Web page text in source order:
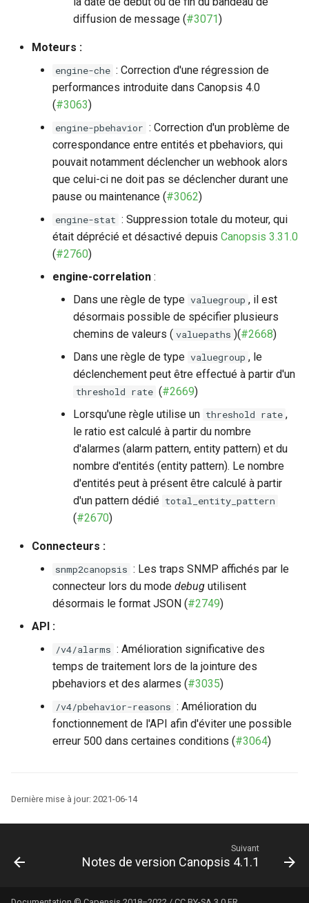
diffusion de message (#3071)
Moteurs :
engine-che : Correction d'une régression de
performances introduite dans Canopsis 4.0
(#3063)
engine-pbehavior : Correction d'un problème de
correspondance entre entités et pbehaviors, qui
pouvait notamment déclencher un webhook alors
que celui-ci ne doit pas se déclencher durant une
pause ou maintenance (#3062)
engine-stat : Suppression totale du moteur, qui
était déprécié et désactivé depuis Canopsis 3.31.0
(#2760)
engine-correlation :
Dans une règle de type valuegroup , il est
désormais possible de spécifier plusieurs
chemins de valeurs ( valuepaths )(#2668)
Dans une règle de type valuegroup , le
déclenchement peut être effectué à partir d'un
threshold rate (#2669)
Lorsqu'une règle utilise un threshold rate ,
le ratio est calculé à partir du nombre
d'alarmes (alarm pattern, entity pattern) et du
nombre d'entités (entity pattern). Le nombre
d'entités peut à présent être calculé à partir
d'un pattern dédié total_entity_pattern
(#2670)
Connecteurs :
snmp2canopsis : Les traps SNMP affichés par le
connecteur lors du mode debug utilisent
désormais le format JSON (#2749)
API :
/v4/alarms : Amélioration significative des
temps de traitement lors de la jointure des
pbehaviors et des alarmes (#3035)
/v4/pbehavior-reasons : Amélioration du
fonctionnement de l'API afin d'éviter une possible
erreur 500 dans certaines conditions (#3064)
Dernière mise à jour: 2021-06-14
Suivant
Notes de version Canopsis 4.1.1